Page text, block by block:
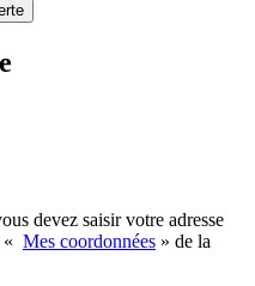
devez saisir votre adresse
« Mes coordonnées » de la